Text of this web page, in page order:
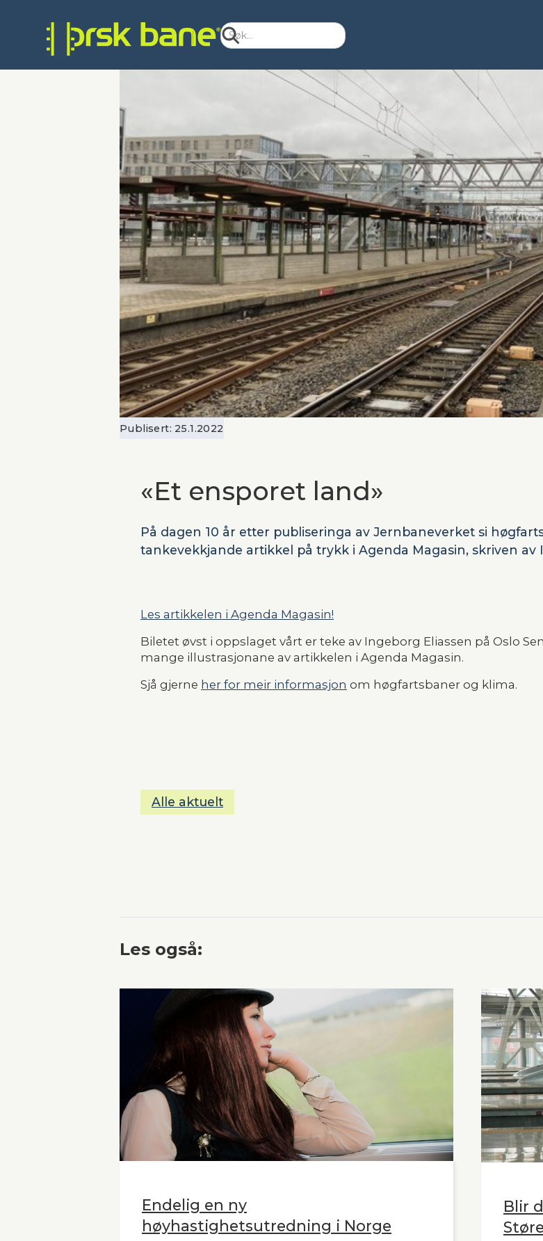
Publisert: 25.1.2022
«Et ensporet land»
På dagen 10 år etter publiseringa av Jernbaneverket si
tankevekkjande artikkel på trykk i Agenda Magasin, skriven av
Les artikkelen i Agenda Magasin!
Biletet øvst i oppslaget vårt er teke av Ingeborg Eliassen på Oslo
mange illustrasjonane av artikkelen i Agenda Magasin.
Sjå gjerne her for meir informasjon om høgfartsbaner og klima.
Alle aktuelt
Les også:
Endelig en ny
høyhastighetsutredning i Norge
Blir